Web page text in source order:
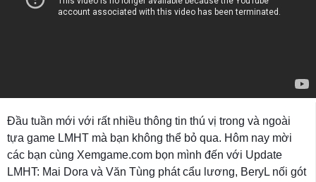
Đầu tuần mới với rất nhiều thông tin thú vị trong và ngoài
tựa game LMHT mà bạn không thể bỏ qua. Hôm nay mời
các bạn cùng Xemgame.com bọn mình đến với Update
LMHT: Mai Dora và Văn Tùng phát cẩu lương, BeryL nối gót